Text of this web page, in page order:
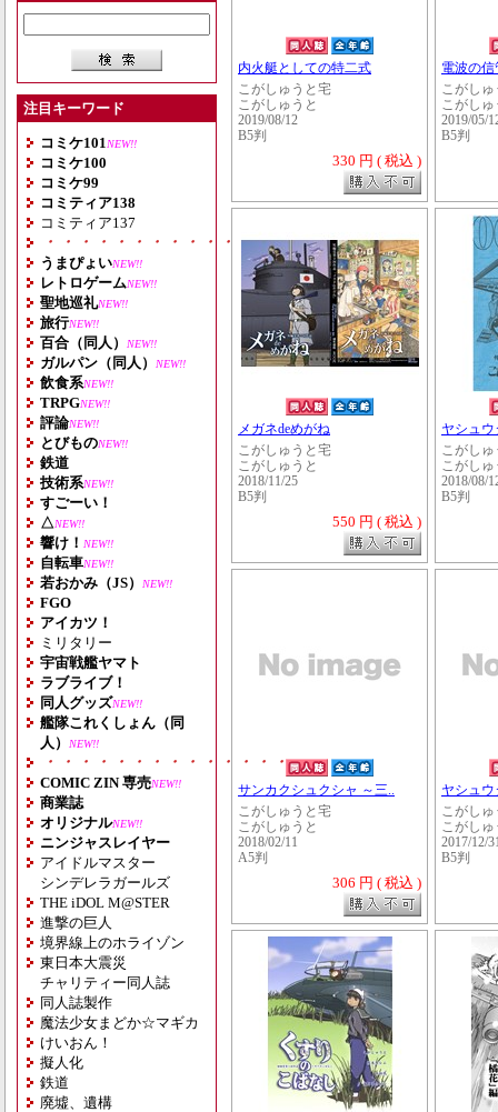
注目キーワード
コミケ101 NEW!!
コミケ100
コミケ99
コミティア138
コミティア137
・・・・・・・・・・・・・・・・・・・
うまぴょいNEW!!
レトロゲームNEW!!
聖地巡礼NEW!!
旅行NEW!!
百合（同人） NEW!!
ガルパン（同人） NEW!!
飲食系NEW!!
TRPGNEW!!
評論NEW!!
とびものNEW!!
鉄道
技術系NEW!!
すごーい！
△NEW!!
響け！ NEW!!
自転車NEW!!
若おかみ（JS） NEW!!
FGO
アイカツ！
ミリタリー
宇宙戦艦ヤマト
ラブライブ！
同人グッズNEW!!
艦隊これくしょん（同
人）
NEW!!
・・・・・・・・・・・・・・・・・・・
COMIC ZIN 専売NEW!!
商業誌
オリジナルNEW!!
ニンジャスレイヤー
アイドルマスター
シンデレラガールズ
THE iDOL M@STER
進撃の巨人
境界線上のホライゾン
東日本大震災
チャリティー同人誌
同人誌製作
魔法少女まどか☆マギカ
けいおん！
擬人化
鉄道
廃墟、遺構
内火艇としての特二式
こがしゅうと宅
こがしゅうと
2019/08/12
B5判
330 円 ( 税込 )
電波の信
こがしゅ
こがしゅ
2019/05/
B5判
メガネdeめがね
こがしゅうと宅
こがしゅうと
2018/11/25
B5判
550 円 ( 税込 )
ヤシュウ
こがしゅ
こがしゅ
2018/08/
B5判
サンカクシュクシャ ～三..
こがしゅうと宅
こがしゅうと
2018/02/11
A5判
306 円 ( 税込 )
ヤシュウ
こがしゅ
こがしゅ
2017/12/
B5判